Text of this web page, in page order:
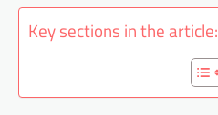
Key sections in the article: